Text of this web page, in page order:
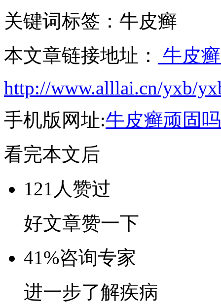
关键词标签：牛皮癣
本文章链接地址：
牛皮
http://www.alllai.cn/yxb/
手机版网址:牛皮癣顽固吗
看完本文后
121 人赞过
好文章赞一下
41%咨询专家
进一步了解疾病